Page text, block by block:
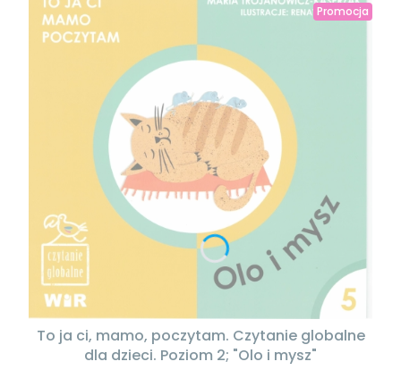
Promocja
To ja ci, mamo, poczytam. Czytanie globalne
dla dzieci. Poziom 2; "Olo i mysz"